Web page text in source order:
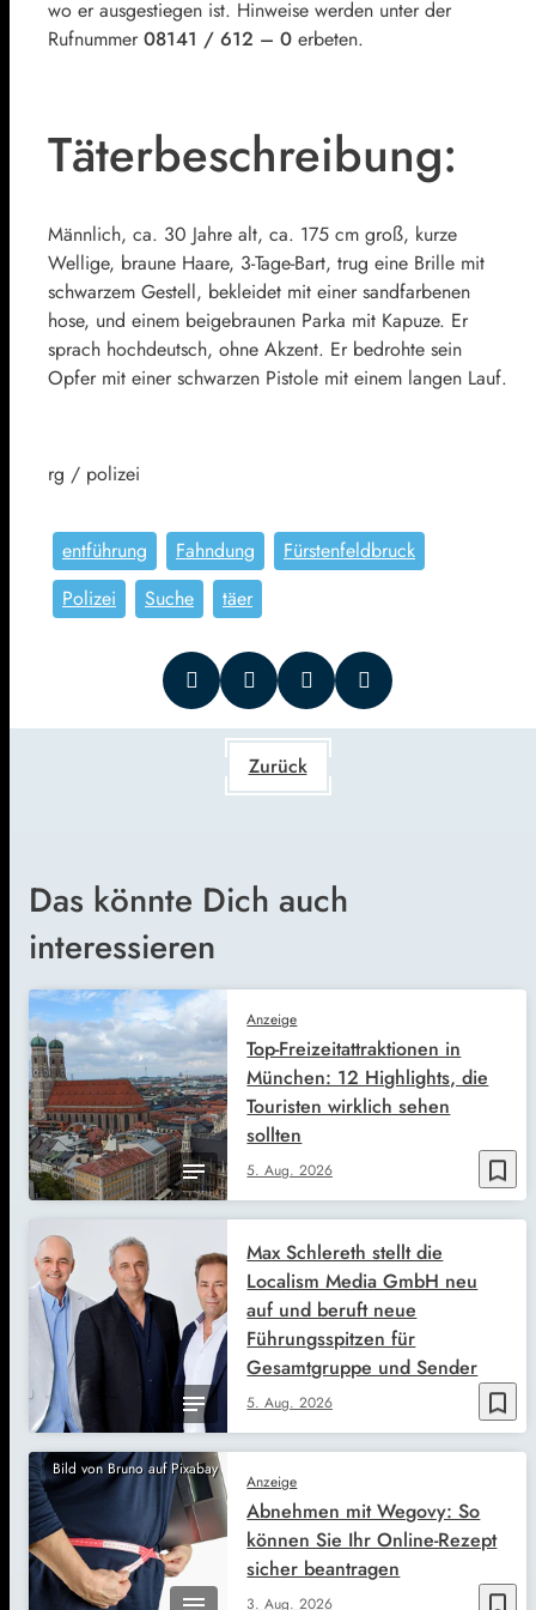
wo er ausgestiegen ist. Hinweise werden unter der
Rufnummer 08141 / 612 – 0 erbeten.
Täterbeschreibung:
Männlich, ca. 30 Jahre alt, ca. 175 cm groß, kurze
Wellige, braune Haare, 3-Tage-Bart, trug eine Brille mit
schwarzem Gestell, bekleidet mit einer sandfarbenen
hose, und einem beigebraunen Parka mit Kapuze. Er
sprach hochdeutsch, ohne Akzent. Er bedrohte sein
Opfer mit einer schwarzen Pistole mit einem langen Lauf.
rg / polizei
entführung Fahndung
Fürstenfeldbruck
Polizei
Suche täer
Zurück
Das könnte Dich auch
interessieren
bookmark_border
Anzeige
5. Aug. 2026
Top-Freizeitattraktionen in
München: 12 Highlights, die
Touristen wirklich sehen
sollten
bookmark_border
5. Aug. 2026
Max Schlereth stellt die
Localism Media GmbH neu
auf und beruft neue
Führungsspitzen für
Gesamtgruppe und Sender
Bild von Bruno auf Pixabay
Anzeige
3. Aug. 2026
Abnehmen mit Wegovy: So
können Sie Ihr Online-Rezept
sicher beantragen